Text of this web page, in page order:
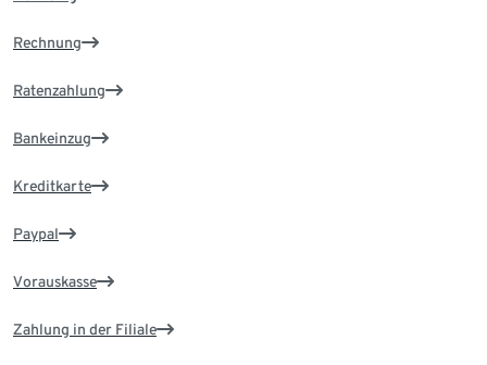
Rechnung
Ratenzahlung
Bankeinzug
Kreditkarte
Paypal
Vorauskasse
Zahlung in der Filiale